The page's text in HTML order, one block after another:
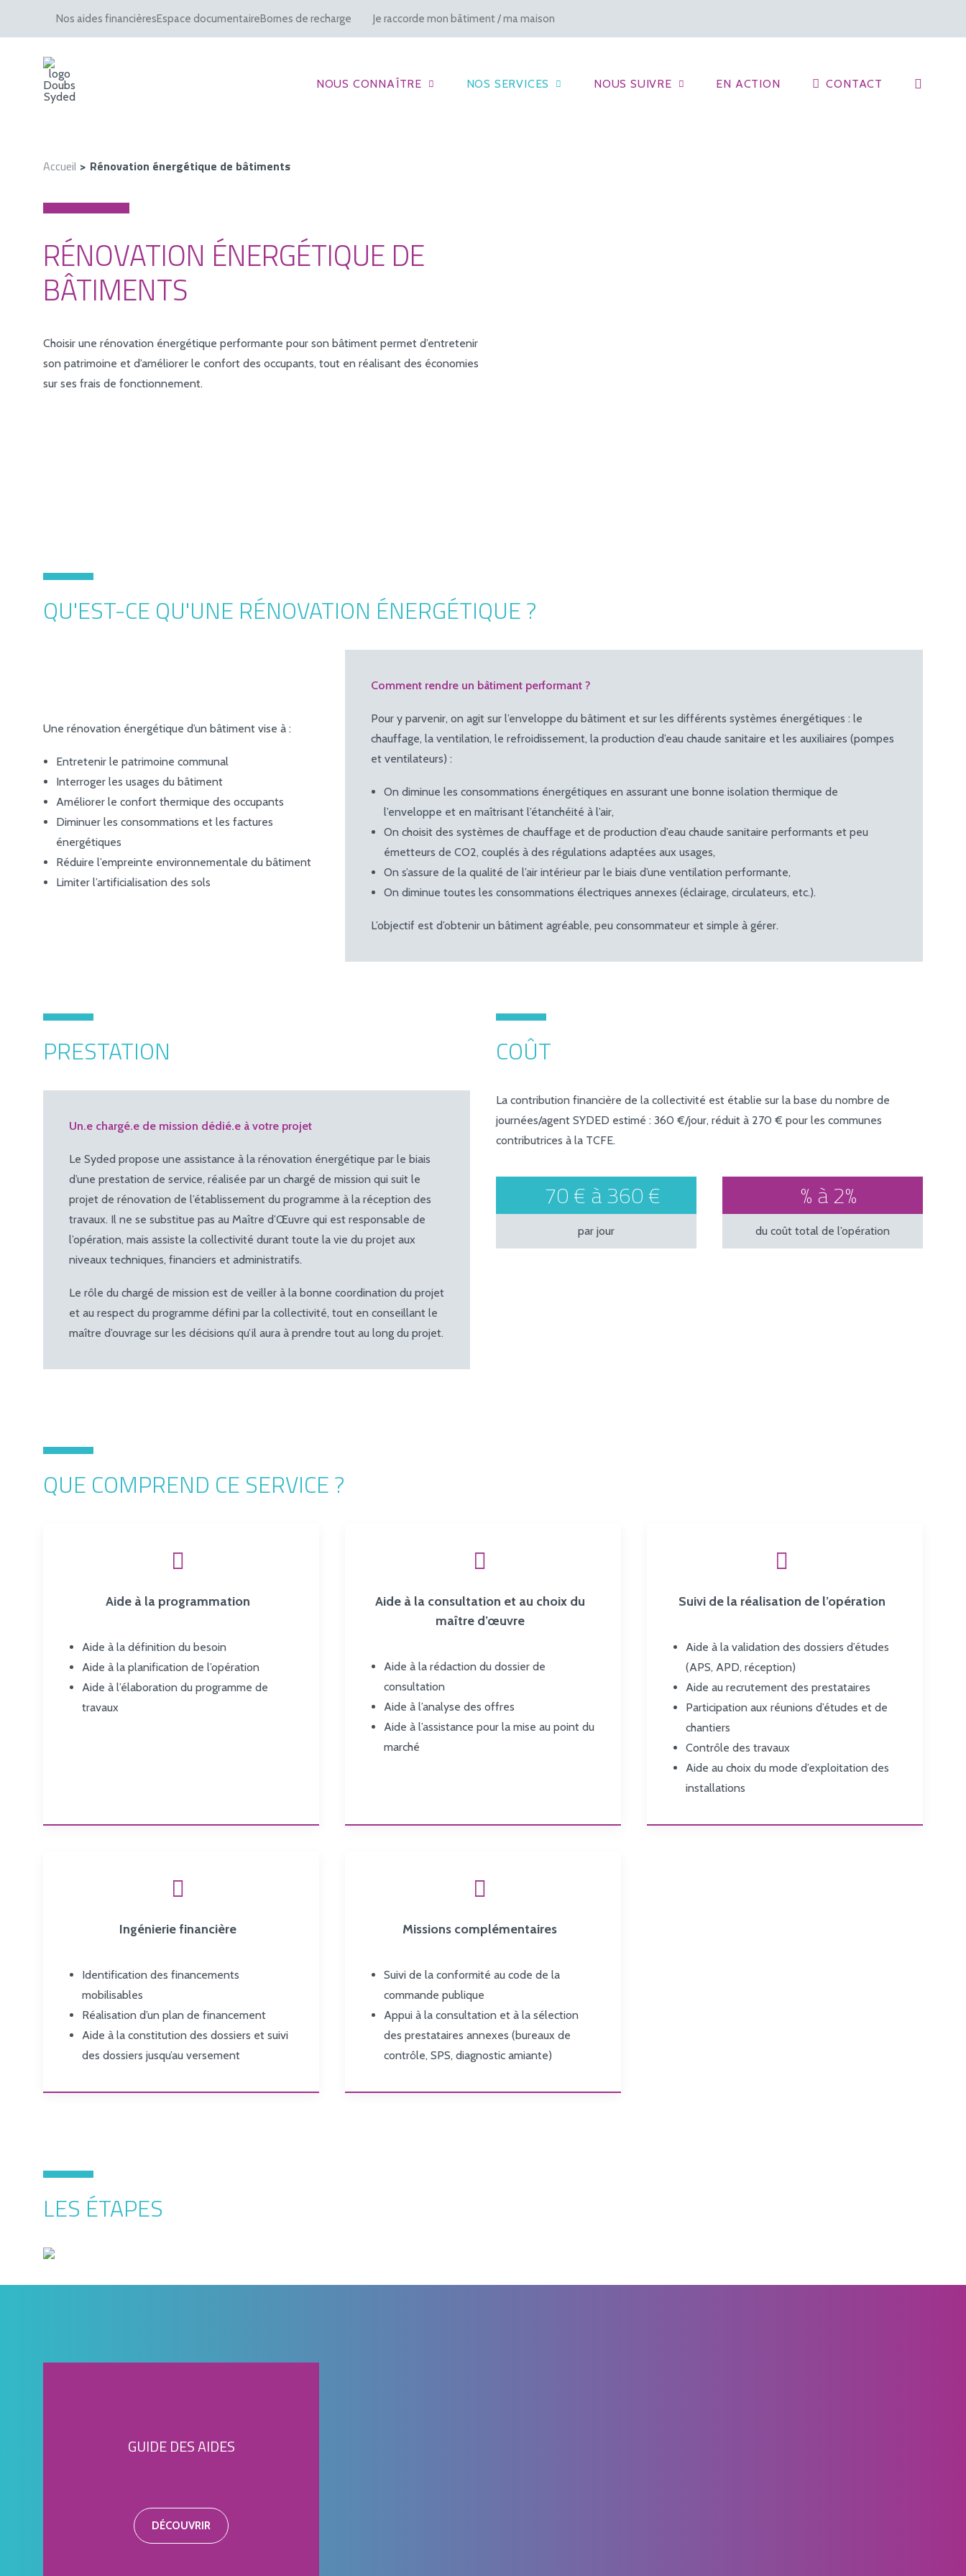
Nos aides financièresEspace documentaireBornes de recharge Je raccorde mon bâtiment / ma maison
NOUS CONNAÎTRE NOS SERVICES NOUS SUIVRE EN ACTION CONTACT
Accueil Rénovation énergétique de bâtiments
RÉNOVATION ÉNERGÉTIQUE DE
BÂTIMENTS
Choisir une rénovation énergétique performante pour son bâtiment permet d’entretenir
son patrimoine et d’améliorer le confort des occupants, tout en réalisant des économies
sur ses frais de fonctionnement.
QU'EST-CE QU'UNE RÉNOVATION ÉNERGÉTIQUE ?
Une rénovation énergétique d’un bâtiment vise à :
Entretenir le patrimoine communal
Interroger les usages du bâtiment
Améliorer le confort thermique des occupants
Diminuer les consommations et les factures
énergétiques
Réduire l’empreinte environnementale du bâtiment
Limiter l’artificialisation des sols
Comment rendre un bâtiment performant ?
Pour y parvenir, on agit sur l’enveloppe du bâtiment et sur les différents systèmes énergétiques : le
chauffage, la ventilation, le refroidissement, la production d’eau chaude sanitaire et les auxiliaires (pompes
et ventilateurs) :
On diminue les consommations énergétiques en assurant une bonne isolation thermique de
l’enveloppe et en maîtrisant l’étanchéité à l’air,
On choisit des systèmes de chauffage et de production d’eau chaude sanitaire performants et peu
émetteurs de CO2, couplés à des régulations adaptées aux usages,
On s’assure de la qualité de l’air intérieur par le biais d’une ventilation performante,
On diminue toutes les consommations électriques annexes (éclairage, circulateurs, etc.).
L’objectif est d’obtenir un bâtiment agréable, peu consommateur et simple à gérer.
PRESTATION
Un.e chargé.e de mission dédié.e à votre projet
Le Syded propose une assistance à la rénovation énergétique par le biais
d’une prestation de service, réalisée par un chargé de mission qui suit le
projet de rénovation de l’établissement du programme à la réception des
travaux. Il ne se substitue pas au Maître d’Œuvre qui est responsable de
l’opération, mais assiste la collectivité durant toute la vie du projet aux
niveaux techniques, financiers et administratifs.
Le rôle du chargé de mission est de veiller à la bonne coordination du projet
et au respect du programme défini par la collectivité, tout en conseillant le
maître d’ouvrage sur les décisions qu’il aura à prendre tout au long du projet.
COÛT
La contribution financière de la collectivité est établie sur la base du nombre de
journées/agent SYDED estimé : 360 €/jour, réduit à 270 € pour les communes
contributrices à la TCFE.
70 € à 360 €
par jour
% à 2%
du coût total de l’opération
QUE COMPREND CE SERVICE ?
Aide à la programmation
Aide à la définition du besoin
Aide à la planification de l’opération
Aide à l’élaboration du programme de
travaux
Aide à la consultation et au choix du
maître d’œuvre
Aide à la rédaction du dossier de
consultation
Aide à l’analyse des offres
Aide à l’assistance pour la mise au point du
marché
Suivi de la réalisation de l’opération
Aide à la validation des dossiers d’études
(APS, APD, réception)
Aide au recrutement des prestataires
Participation aux réunions d’études et de
chantiers
Contrôle des travaux
Aide au choix du mode d’exploitation des
installations
Ingénierie financière
Identification des financements
mobilisables
Réalisation d’un plan de financement
Aide à la constitution des dossiers et suivi
des dossiers jusqu’au versement
Missions complémentaires
Suivi de la conformité au code de la
commande publique
Appui à la consultation et à la sélection
des prestataires annexes (bureaux de
contrôle, SPS, diagnostic amiante)
LES ÉTAPES
GUIDE DES AIDES
DÉCOUVRIR